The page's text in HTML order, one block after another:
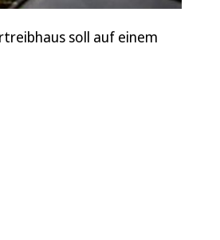
soll auf einem